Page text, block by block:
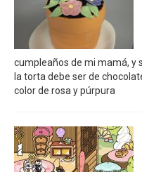
cumpleaños de mi mamá, y
la torta debe ser de
color de rosa y púrpura